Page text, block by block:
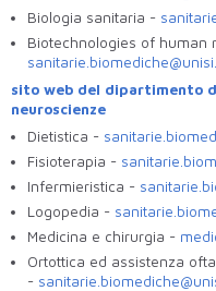
Biologia sanitaria -
Biotechnologies of human
sito web del dipartimento
neuroscienze
Dietistica -
Fisioterapia -
Infermieristica -
Logopedia -
Medicina e chirurgia -
Ortottica ed assistenza
-